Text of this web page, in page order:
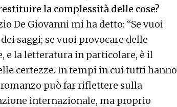
la complessità delle cose?
De Giovanni mi ha detto: “Se vuoi
saggi; se vuoi provocare delle
e la letteratura in particolare, è il
certezze. In tempi in cui tutti hanno
può far riflettere sulla
internazionale, ma proprio